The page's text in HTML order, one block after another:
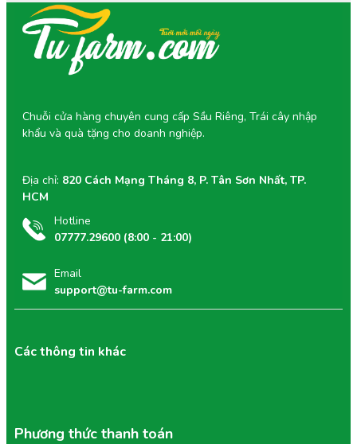
cách thể hiện sự tinh tế, chu đáo và tấm lòng trân trọng
mà người tặng muốn gửi gắm.
Thời gian mở cửa:Từ 8h - 21h
(Tất cả các ngày trong tuần)
Hotline
07777.29600 (8:00 - 21:00)
Email
support@tu-farm.com
Các thông tin khác
Chuỗi cửa hàng chuyên cung cấp Sầu Riêng, Trái cây nhập
khẩu và quà tặng cho doanh nghiệp.
Địa chỉ: 820 Cách Mạng Tháng 8, P. Tân Sơn Nhất, TP.
HCM
Phương thức thanh toán